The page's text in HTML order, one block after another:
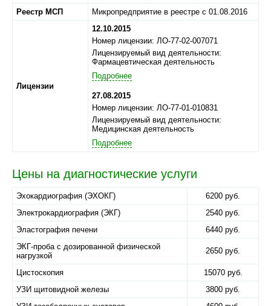
Реестр МСП
Микропредприятие в реестре с 01.08.2016
Лицензии
12.10.2015
Номер лицензии: ЛО-77-02-007071
Лицензируемый вид деятельности:
Фармацевтическая деятельность
Подробнее
27.08.2015
Номер лицензии: ЛО-77-01-010831
Лицензируемый вид деятельности:
Медицинская деятельность
Подробнее
Цены на диагностические услуги
Эхокардиография (ЭХОКГ)
6200 руб.
Электрокардиография (ЭКГ)
2540 руб.
Эластография печени
6440 руб.
ЭКГ-проба с дозированной физической
нагрузкой
2650 руб.
Цистоскопия
15070 руб.
УЗИ щитовидной железы
3800 руб.